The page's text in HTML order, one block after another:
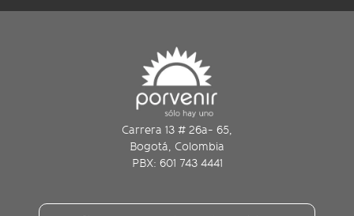
Carrera 13 # 26a- 65,
Bogotá, Colombia
PBX: 601 743 4441